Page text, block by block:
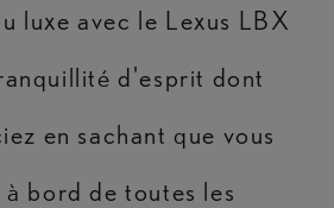
luxe avec le Lexus LBX
d'esprit dont
en sachant que vous
à bord de toutes les